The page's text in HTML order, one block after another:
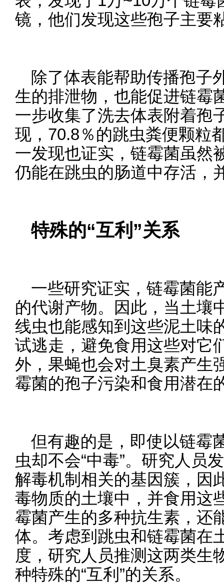
镜，他们发现这些孢子主要
除了体表能帮助传播孢子
生的排泄物，也能促进链霉
一步收集了洗去体表附着孢
现，70.8％的跳虫粪便颗粒
一发现也证实，链霉菌虽然
仍能在跳虫的肠道中存活，
特殊的“互利”关系
一些研究证实，链霉菌能
的代谢产物。因此，当土壤
线虫也能感知到这些泥土味
试逃走，避免食用这些对它
外，果蝇也会对土臭素产生
霉菌的孢子污染和食用潜在
但有趣的是，即使以链霉
虫却不会“中毒”。研究人员
解毒机制相关的基因簇，因
毒物质的土壤中，并食用这
霉菌产生的多种抗生素，还
体。考虑到跳虫和链霉菌在
度，研究人员推测这两类生
种特殊的“互利”的关系。